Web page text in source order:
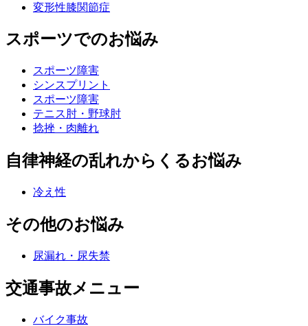
変形性膝関節症
スポーツでのお悩み
スポーツ障害
シンスプリント
スポーツ障害
テニス肘・野球肘
捻挫・肉離れ
自律神経の乱れからくるお悩み
冷え性
その他のお悩み
尿漏れ・尿失禁
交通事故メニュー
バイク事故